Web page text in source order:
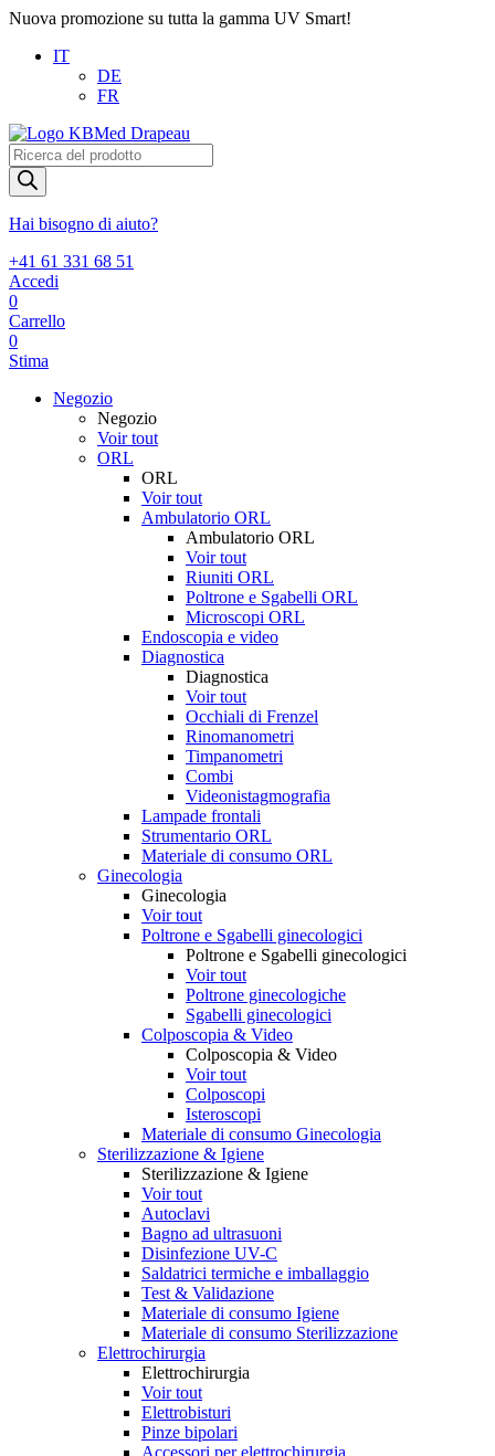
Nuova promozione su tutta la gamma UV Smart!
IT
DE
FR
Products
search
Hai bisogno di aiuto?
+41 61 331 68 51
Accedi
0
Carrello
0
Stima
Negozio
Negozio
Voir tout
ORL
ORL
Voir tout
Ambulatorio ORL
Ambulatorio ORL
Voir tout
Riuniti ORL
Poltrone e Sgabelli ORL
Microscopi ORL
Endoscopia e video
Diagnostica
Diagnostica
Voir tout
Occhiali di Frenzel
Rinomanometri
Timpanometri
Combi
Videonistagmografia
Lampade frontali
Strumentario ORL
Materiale di consumo ORL
Ginecologia
Ginecologia
Voir tout
Poltrone e Sgabelli ginecologici
Poltrone e Sgabelli ginecologici
Voir tout
Poltrone ginecologiche
Sgabelli ginecologici
Colposcopia & Video
Colposcopia & Video
Voir tout
Colposcopi
Isteroscopi
Materiale di consumo Ginecologia
Sterilizzazione & Igiene
Sterilizzazione & Igiene
Voir tout
Autoclavi
Bagno ad ultrasuoni
Disinfezione UV-C
Saldatrici termiche e imballaggio
Test & Validazione
Materiale di consumo Igiene
Materiale di consumo Sterilizzazione
Elettrochirurgia
Elettrochirurgia
Voir tout
Elettrobisturi
Pinze bipolari
Accessori per elettrochirurgia